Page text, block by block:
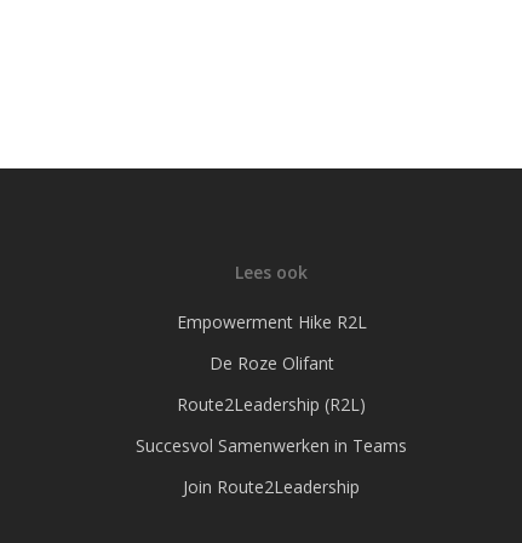
Lees ook
Empowerment Hike R2L
De Roze Olifant
Route2Leadership (R2L)
Succesvol Samenwerken in Teams
Join Route2Leadership